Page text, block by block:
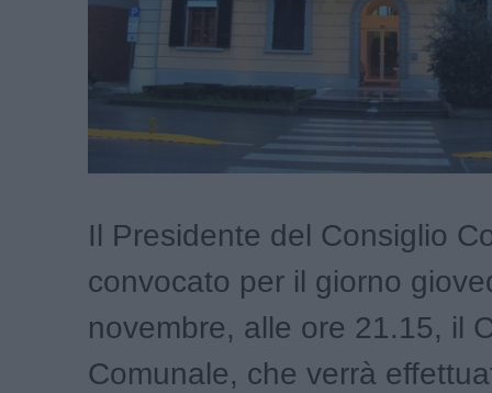
Il Presidente del Consiglio
convocato per il giorno
novembre, alle ore 21.15, il
Comunale, che verrà